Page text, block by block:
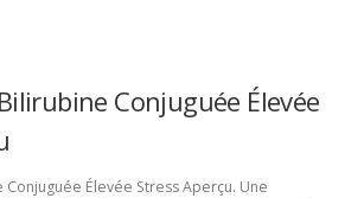
Conjuguée Élevée
Élevée Stress Aperçu. Une